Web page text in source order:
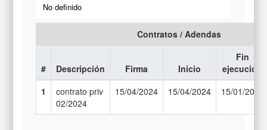
No definido
Contratos / Adendas
# Descripción Firma Inicio
Fin
ejecución
1
contrato priv
02/2024
15/04/2024 15/04/2024 15/01/2025